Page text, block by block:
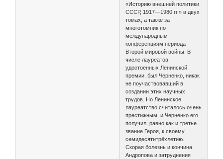
«Историю внешней политики
СССР, 1917—1980 гг.» в двух
томах, а также за
многотомник по
международным
конференциям периода
Второй мировой войны. В
числе лауреатов,
удостоенных Ленинской
премии, был Черненко, никак
не поучаствовавший в
создании этих научных
трудов. Но Ленинское
лауреатство считалось очень
престижным, и Черненко его
получил, равно как и третье
звание Героя, к своему
семидесятитрёхлетию.
Скорая болезнь и кончина
Андропова и затруднения